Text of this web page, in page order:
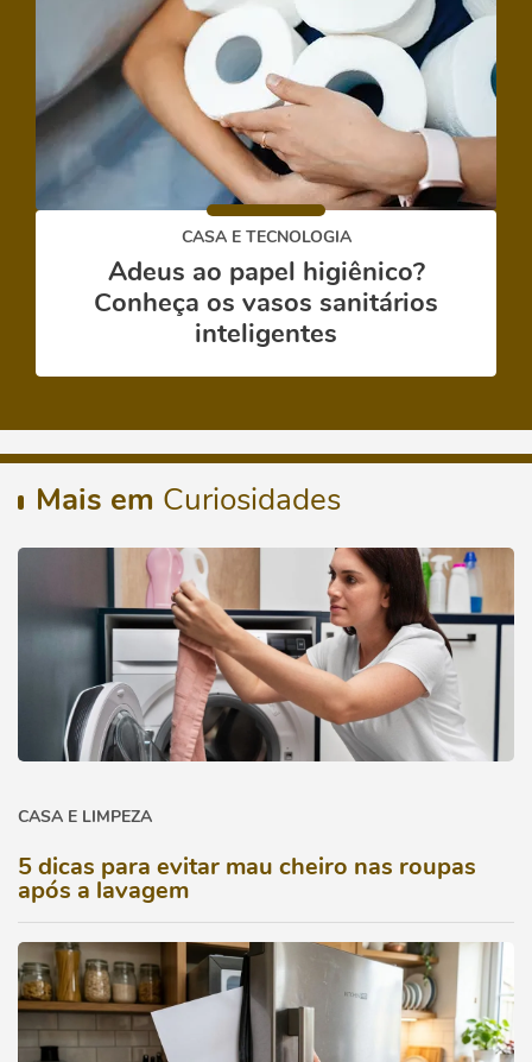
CASA E TECNOLOGIA
Adeus ao papel higiênico?
Conheça os vasos sanitários
inteligentes
Mais em Curiosidades
CASA E LIMPEZA
5 dicas para evitar mau cheiro nas roupas
após a lavagem